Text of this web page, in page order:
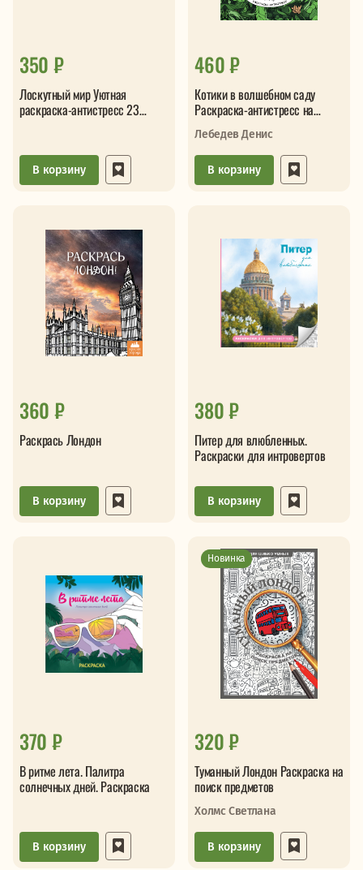
350 ₽
Лоскутный мир Уютная
раскраска-антистресс 23
В корзину
460 ₽
Котики в волшебном саду
Раскраска-антистресс на
пружине
Лебедев Денис
В корзину
360 ₽
Раскрась Лондон
В корзину
380 ₽
Питер для влюбленных.
Раскраски для интровертов
В корзину
370 ₽
В ритме лета. Палитра
солнечных дней. Раскраска
В корзину
Новинка
320 ₽
Туманный Лондон Раскраска на
поиск предметов
Холмс Светлана
В корзину